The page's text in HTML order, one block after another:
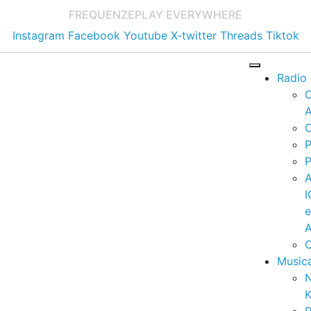
FREQUENZEPLAY EVERYWHERE
Instagram Facebook Youtube X-twitter Threads Tiktok
Radio
e